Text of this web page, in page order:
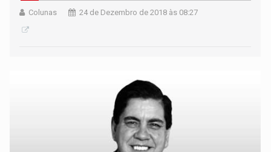
Colunas 24 de Dezembro de 2018 às 08:27